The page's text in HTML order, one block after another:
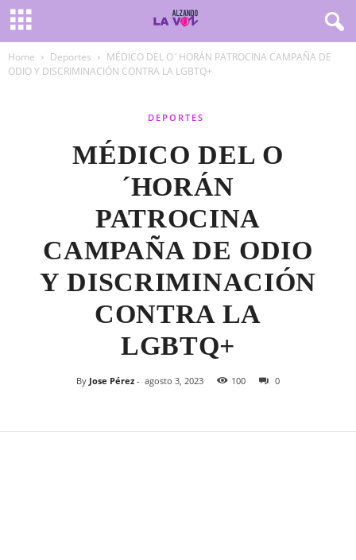
Home Deportes
MÉDICO DEL O´HORÁN PATROCINA CAMPAÑA DE
ODIO Y DISCRIMINACIÓN CONTRA LA LGBTQ+
DEPORTES
MÉDICO DEL O
´HORÁN
PATROCINA
CAMPAÑA DE ODIO
Y DISCRIMINACIÓN
CONTRA LA
LGBTQ+
By Jose Pérez - agosto 3, 2023 100 0